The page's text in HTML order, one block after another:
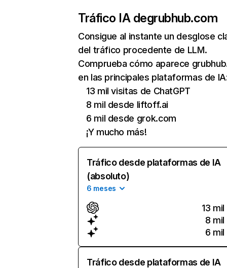
Tráfico IA degrubhub.com
Consigue al instante un desglose
del tráfico procedente de LLM.
Comprueba cómo aparece
en las principales plataformas de
13 mil visitas de ChatGPT
8 mil desde liftoff.ai
6 mil desde grok.com
¡Y mucho más!
Tráfico desde plataformas de IA
(absoluto)
6 meses
13 mil
8 mil
6 mil
Tráfico desde plataformas de IA